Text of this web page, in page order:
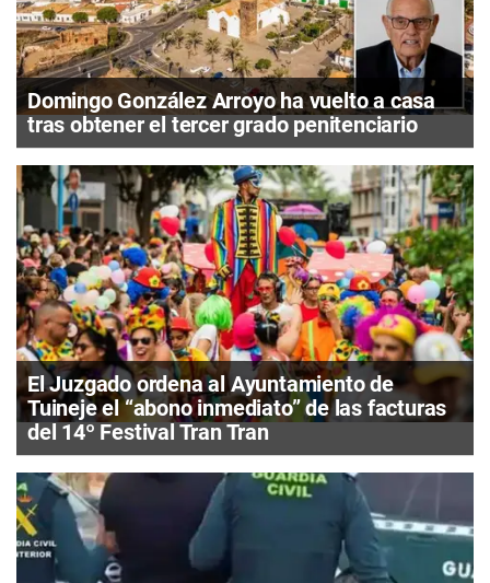
Domingo González Arroyo ha vuelto a casa
tras obtener el tercer grado penitenciario
El Juzgado ordena al Ayuntamiento de
Tuineje el “abono inmediato” de las facturas
del 14º Festival Tran Tran